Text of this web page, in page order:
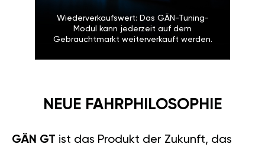
Wiederverkaufswert: Das GÄN-Tuning-
Modul kann jederzeit auf dem
Gebrauchtmarkt weiterverkauft werden.
NEUE FAHRPHILOSOPHIE
GÄN GT ist das Produkt der Zukunft, das